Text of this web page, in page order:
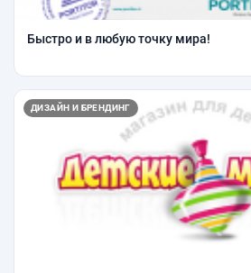
Быстро и в любую точку мира!
ДИЗАЙН И БРЕНДИНГ